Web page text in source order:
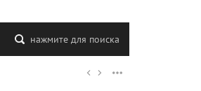
нажмите для поиска